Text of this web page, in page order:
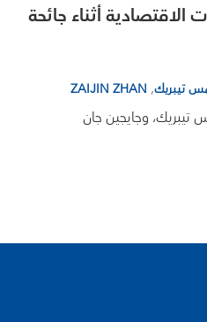
الاقتصادية أثناء جائحة
تيبريك,
ZAIJIN ZHAN
وجايجين جان